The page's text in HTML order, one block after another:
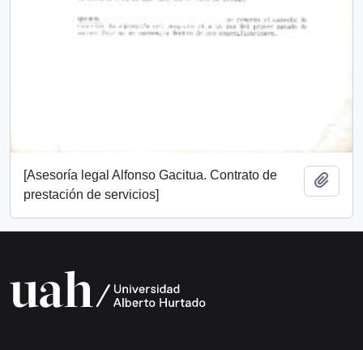
[Asesoría legal Alfonso Gacitua. Contrato de
prestación de servicios]